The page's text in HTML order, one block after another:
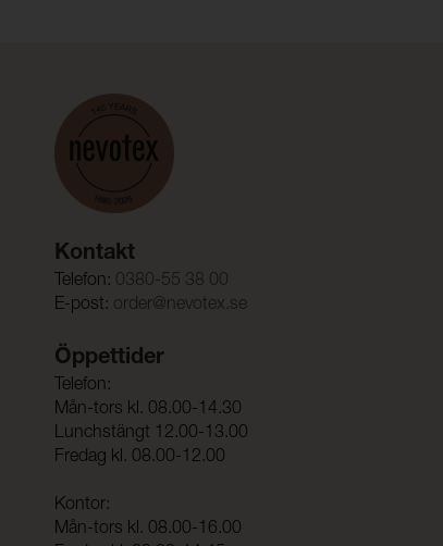
Kontakt
Telefon: 0380-55 38 00
E-post: order@nevotex.se
Öppettider
Telefon:
Mån-tors kl. 08.00-14.30
Lunchstängt 12.00-13.00
Fredag kl. 08.00-12.00
Kontor:
Mån-tors kl. 08.00-16.00